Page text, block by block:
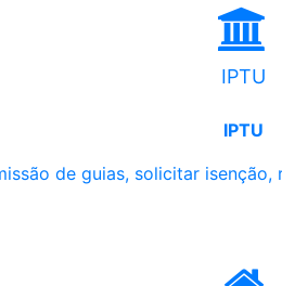
IPTU
IPTU
de guias, solicitar